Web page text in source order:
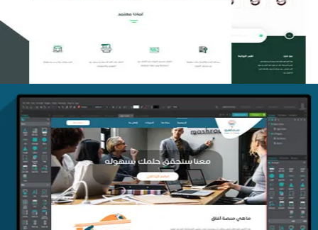
التفاصيل
منصة أفق للتدريب
التفاصيل